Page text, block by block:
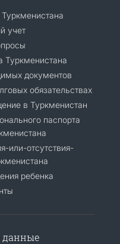
учет
Туркменистана
документов
обязательствах
в Туркменистан
паспорта
или-отсутствия-
ребенка
данные